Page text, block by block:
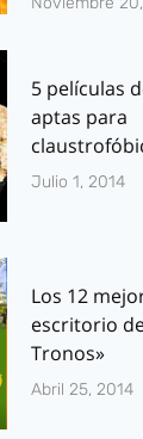
5 películas
aptas para
Julio 1, 2014
Los 12
escritorio
Tronos»
Abril 25, 2014